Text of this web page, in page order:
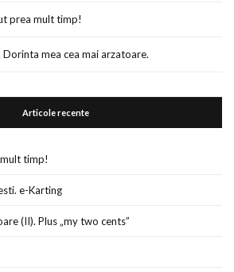
prea mult timp!
Dorinta mea cea mai arzatoare.
Articole recente
timp!
e-Karting
(II). Plus „my two cents”